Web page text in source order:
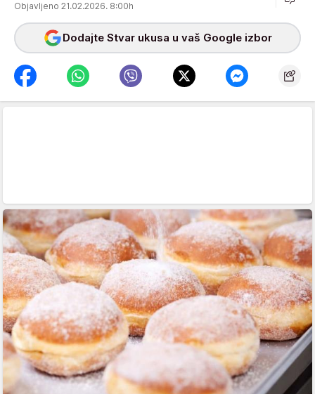
Objavljeno 21.02.2026. 8:00h
Dodajte Stvar ukusa u vaš Google izbor